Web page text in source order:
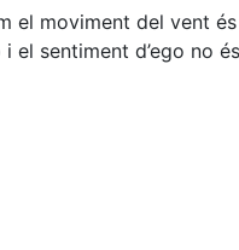
el moviment del vent és
sentiment d’ego no